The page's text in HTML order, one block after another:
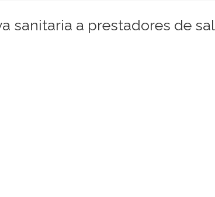
sanitaria a prestadores de